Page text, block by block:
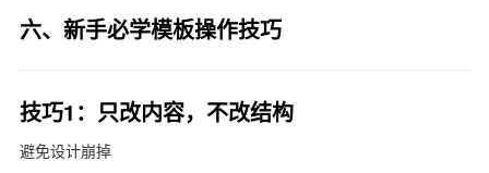
六、新手必学模板操作技巧
技巧1：只改内容，不改结构
避免设计崩掉